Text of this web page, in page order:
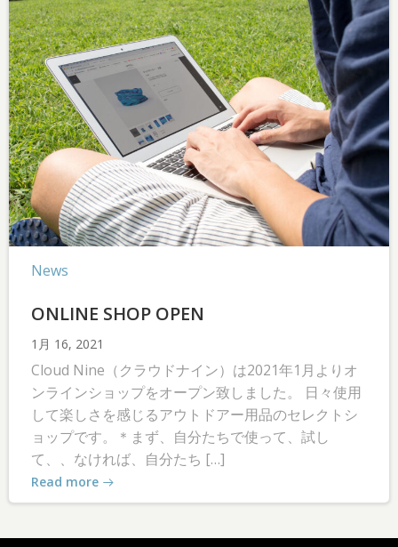
News
ONLINE SHOP OPEN
1月 16, 2021
Cloud Nine（クラウドナイン）は2021年1月よりオ
ンラインショップをオープン致しました。 日々使用
して楽しさを感じるアウトドアー用品のセレクトシ
ョップです。＊まず、自分たちで使って、試し
て、、なければ、自分たち […]
Read more